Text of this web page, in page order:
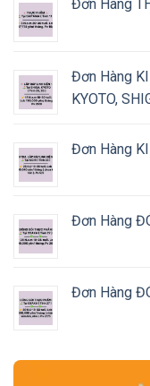
Đơn Hàng
Đơn Hàng
KYOTO,
Đơn Hàng
Đơn Hàng
Đơn Hàng